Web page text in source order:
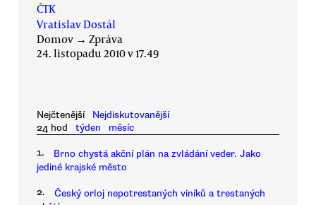
ČTK
Vratislav Dostál
Domov → Zpráva
24. listopadu 2010 v 17.49
Nejčtenější
Nejdiskutovanější
24 hod
týden měsíc
1.
Brno chystá akční plán na zvládání veder. Jako
jediné krajské město
2.
Český orloj nepotrestaných viníků a trestaných